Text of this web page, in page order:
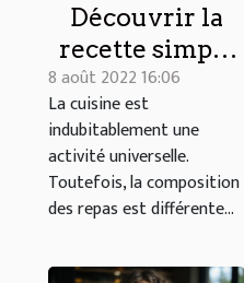
Découvrir la
recette simple
de Croque-
Monsieur à la
sauce béchamel
8 août 2022 16:06
La cuisine est
indubitablement une
activité universelle.
Toutefois, la composition
des repas est différente...